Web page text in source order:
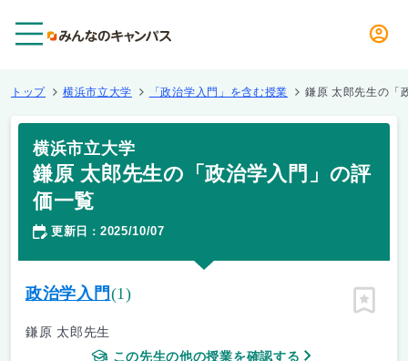
トップ 横浜市立大学 「政治学入門」を含む授業 鎌原 太郎先生の「
横浜市立大学
鎌原 太郎先生の「政治学入門」の評
価一覧
更新日 ： 2025/10/07
政治学入門 (1)
鎌原 太郎先生
この先生の他の授業を確認する
ピン留